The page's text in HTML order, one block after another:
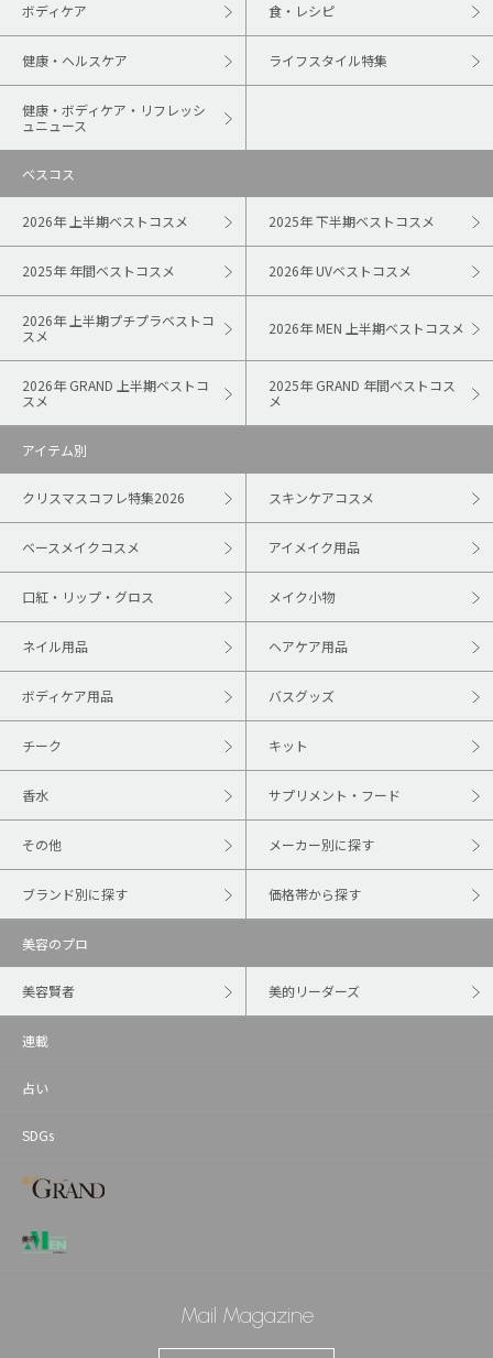
ボディケア 食・レシピ
健康・ヘルスケア ライフスタイル特集
健康・ボディケア・リフレッシ
ュニュース
ベスコス
2026年 上半期ベストコスメ 2025年 下半期ベストコスメ
2025年 年間ベストコスメ 2026年 UVベストコスメ
2026年 上半期プチプラベストコ
スメ
2026年 MEN 上半期ベストコスメ
2026年 GRAND 上半期ベストコ
スメ
2025年 GRAND 年間ベストコス
メ
アイテム別
クリスマスコフレ特集2026 スキンケアコスメ
ベースメイクコスメ アイメイク用品
口紅・リップ・グロス メイク小物
ネイル用品 ヘアケア用品
ボディケア用品 バスグッズ
チーク キット
香水 サプリメント・フード
その他 メーカー別に探す
ブランド別に探す 価格帯から探す
美容のプロ
美容賢者 美的リーダーズ
連載
占い
SDGs
Mail Magazine